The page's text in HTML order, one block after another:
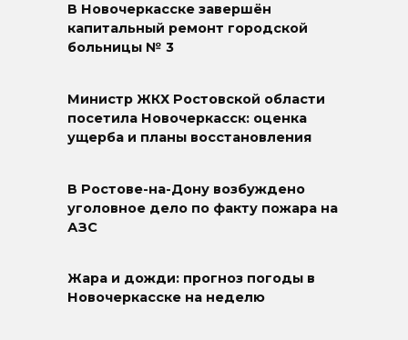
В Новочеркасске завершён
капитальный ремонт городской
больницы № 3
Министр ЖКХ Ростовской области
посетила Новочеркасск: оценка
ущерба и планы восстановления
В Ростове-на-Дону возбуждено
уголовное дело по факту пожара на
АЗС
Жара и дожди: прогноз погоды в
Новочеркасске на неделю